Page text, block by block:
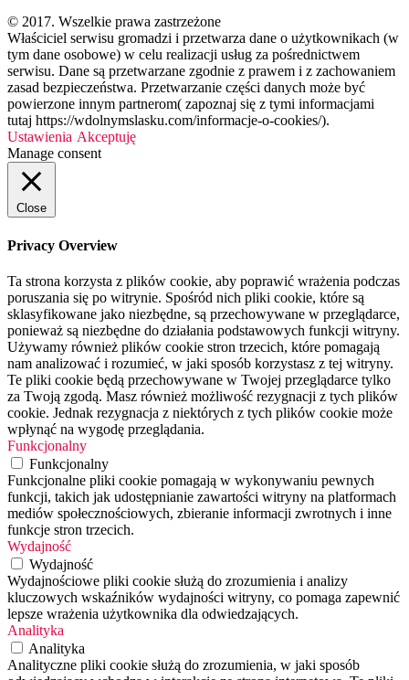
© 2017. Wszelkie prawa zastrzeżone
Właściciel serwisu gromadzi i przetwarza dane o użytkownikach (w
tym dane osobowe) w celu realizacji usług za pośrednictwem
serwisu. Dane są przetwarzane zgodnie z prawem i z zachowaniem
zasad bezpieczeństwa. Przetwarzanie części danych może być
powierzone innym partnerom( zapoznaj się z tymi informacjami
tutaj https://wdolnymslasku.com/informacje-o-cookies/).
Ustawienia Akceptuję
Manage consent
Close
Privacy Overview
Ta strona korzysta z plików cookie, aby poprawić wrażenia podczas
poruszania się po witrynie. Spośród nich pliki cookie, które są
sklasyfikowane jako niezbędne, są przechowywane w przeglądarce,
ponieważ są niezbędne do działania podstawowych funkcji witryny.
Używamy również plików cookie stron trzecich, które pomagają
nam analizować i rozumieć, w jaki sposób korzystasz z tej witryny.
Te pliki cookie będą przechowywane w Twojej przeglądarce tylko
za Twoją zgodą. Masz również możliwość rezygnacji z tych plików
cookie. Jednak rezygnacja z niektórych z tych plików cookie może
wpłynąć na wygodę przeglądania.
Funkcjonalny
Funkcjonalny
Funkcjonalne pliki cookie pomagają w wykonywaniu pewnych
funkcji, takich jak udostępnianie zawartości witryny na platformach
mediów społecznościowych, zbieranie informacji zwrotnych i inne
funkcje stron trzecich.
Wydajność
Wydajność
Wydajnościowe pliki cookie służą do zrozumienia i analizy
kluczowych wskaźników wydajności witryny, co pomaga zapewnić
lepsze wrażenia użytkownika dla odwiedzających.
Analityka
Analityka
Analityczne pliki cookie służą do zrozumienia, w jaki sposób